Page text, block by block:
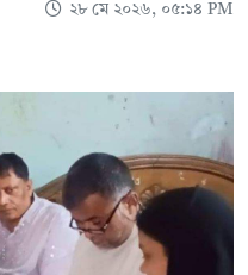
২৮ মে ২০২৬, ০৫:১৪ PM